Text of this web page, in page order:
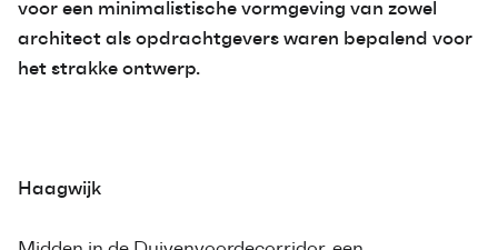
voor een minimalistische vormgeving van zowel
architect als opdrachtgevers waren bepalend voor
het strakke ontwerp.
Haagwijk